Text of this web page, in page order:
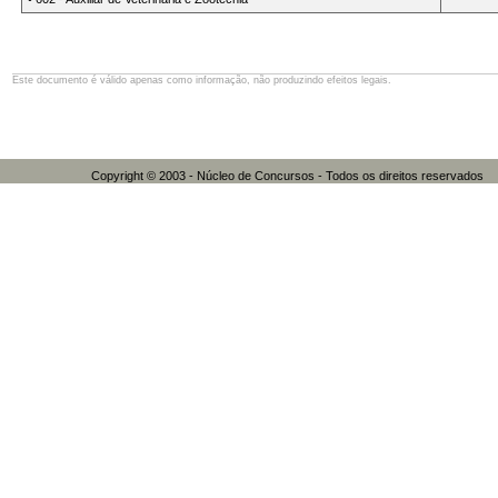
Este documento é válido apenas como informação, não produzindo efeitos legais.
Copyright © 2003 - Núcleo de Concursos - Todos os direitos